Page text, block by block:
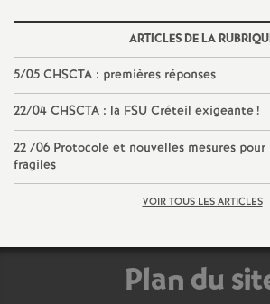
ARTICLES DE LA
5/05 CHSCTA : premières réponses
22/04 CHSCTA : la FSU Créteil exigeante!
22 /06 Protocole et nouvelles mesures pour
fragiles
VOIR TOUS LES ARTICLES
Plan du